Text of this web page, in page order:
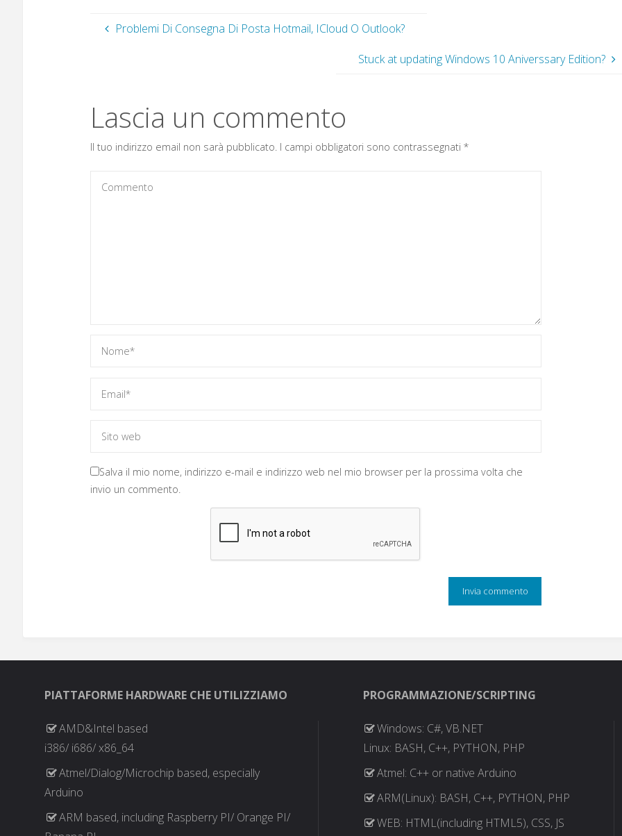
Problemi Di Consegna Di Posta Hotmail, ICloud O Outlook?
Stuck at updating Windows 10 Aniverssary Edition?
Lascia un commento
Il tuo indirizzo email non sarà pubblicato. I campi obbligatori sono contrassegnati*
Salva il mio nome, indirizzo e-mail e indirizzo web nel mio browser per la prossima volta che
invio un commento.
PIATTAFORME HARDWARE CHE UTILIZZIAMO
AMD&Intel based
i386/ i686/ x86_64
Atmel/Dialog/Microchip based, especially
Arduino
ARM based, including Raspberry PI/ Orange PI/
PROGRAMMAZIONE/SCRIPTING
Windows: C#, VB.NET
Linux: BASH, C++, PYTHON, PHP
Atmel: C++ or native Arduino
ARM(Linux): BASH, C++, PYTHON, PHP
WEB: HTML(including HTML5), CSS, JS